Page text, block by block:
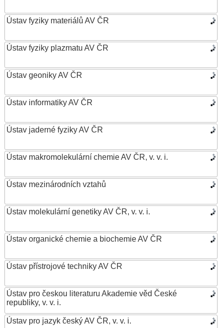
Ústav fyziky materiálů AV ČR
Ústav fyziky plazmatu AV ČR
Ústav geoniky AV ČR
Ústav informatiky AV ČR
Ústav jaderné fyziky AV ČR
Ústav makromolekulární chemie AV ČR, v. v. i.
Ústav mezinárodních vztahů
Ústav molekulární genetiky AV ČR, v. v. i.
Ústav organické chemie a biochemie AV ČR
Ústav přístrojové techniky AV ČR
Ústav pro českou literaturu Akademie věd České
republiky, v. v. i.
Ústav pro jazyk český AV ČR, v. v. i.